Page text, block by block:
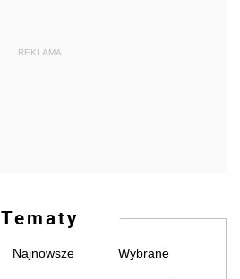
REKLAMA
Tematy
Najnowsze Wybrane